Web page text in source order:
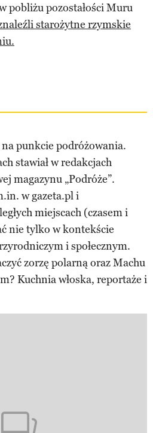
pobliżu pozostałości Muru
starożytne rzymskie
punkcie podróżowania.
stawiał w redakcjach
magazynu „Podróże”.
w gazeta.pl i
miejscach (czasem i
nie tylko w kontekście
i społecznym.
zorzę polarną oraz Machu
Kuchnia włoska, reportaże i